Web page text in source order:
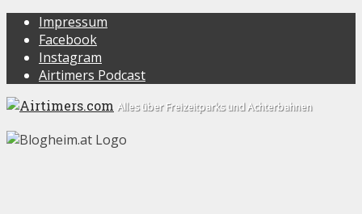
Impressum
Facebook
Instagram
Airtimers Podcast
Alles über Freizeitparks und Achterbahnen